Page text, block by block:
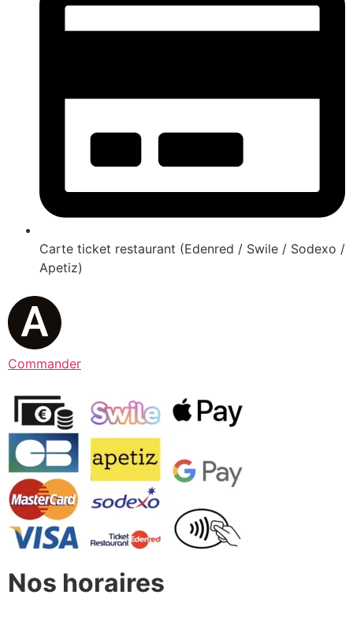
Carte ticket restaurant (Edenred / Swile / Sodexo /
Apetiz)
Commander
Nos horaires